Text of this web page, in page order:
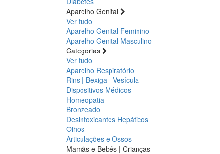
Aparelho Genital
Ver tudo
Aparelho Genital Feminino
Aparelho Genital Masculino
Categorias
Ver tudo
Aparelho Respiratório
Rins | Bexiga | Vesícula
Dispositivos Médicos
Homeopatia
Bronzeado
Desintoxicantes Hepáticos
Olhos
Articulações e Ossos
Mamãs e Bebés | Crianças